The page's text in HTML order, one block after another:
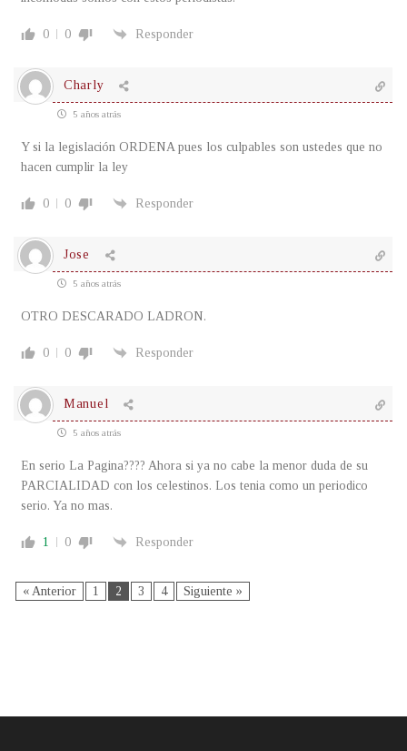
0 0 Responder
Charly
5 años atrás
Y si la legislación ORDENA pues los culpables son ustedes que no
hacen cumplir la ley
0 0 Responder
Jose
5 años atrás
OTRO DESCARADO LADRON.
0 0 Responder
Manuel
5 años atrás
En serio La Pagina???? Ahora si ya no cabe la menor duda de su
PARCIALIDAD con los celestinos. Los tenia como un periodico
serio. Ya no mas.
1 0 Responder
« Anterior 1 2 3 4 Siguiente »